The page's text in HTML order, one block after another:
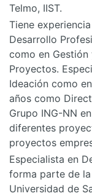
Telmo, IIST.
Tiene
Desarrollo
como en
Proyectos.
Ideación como
años como
Grupo ING-NN
diferentes
proyectos
Especialista en
forma parte de
Universidad de